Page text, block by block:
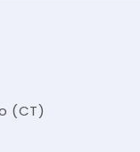
(CT)